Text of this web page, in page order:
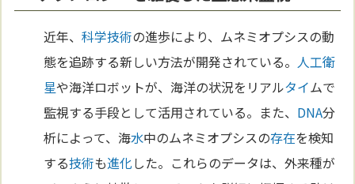
近年、科学技術の進歩により、ムネミオプシスの動
態を追跡する新しい方法が開発されている。 人工衛
星や海洋ロボットが、海洋の状況をリアルタイムで
監視する手段として活用されている。また、 DNA分
析によって、海水中のムネミオプシスの存在を検知
する技術も進化した。これらのデータは、外来種が